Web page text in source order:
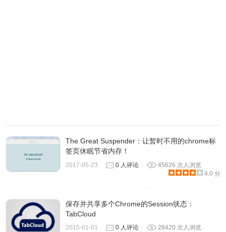
The Great Suspender：让暂时不用的chrome标
签页休眠节省内存！
2017-05-23 0 人评论
45626 次人浏览
4.0 分
保存并共享多个Chrome的Session状态：
TabCloud
2015-01-01 0 人评论
28420 次人浏览